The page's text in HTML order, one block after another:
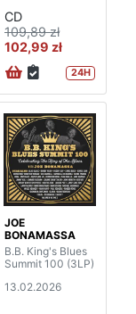
CD
109,89 zł
102,99 zł
24H
JOE
BONAMASSA
B.B. King's Blues
Summit 100 (3LP)
13.02.2026